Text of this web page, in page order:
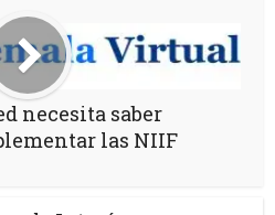
necesita saber
las NIIF